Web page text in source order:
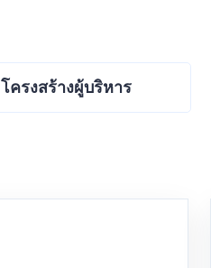
โครงสร้างผู้บริหาร